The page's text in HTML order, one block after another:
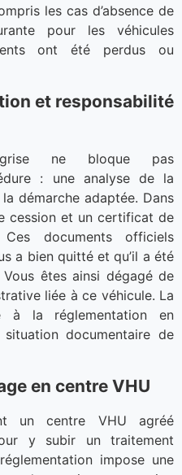
les cas d’absence de
pour les véhicules
ont été perdus ou
et responsabilité
ne bloque pas
: une analyse de la
démarche adaptée. Dans
cession et un certificat de
documents officiels
a bien quitté et qu’il a été
êtes ainsi dégagé de
liée à ce véhicule. La
à la réglementation en
documentaire de
en centre VHU
un centre VHU agréé
y subir un traitement
impose une